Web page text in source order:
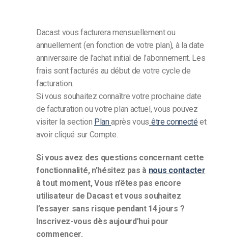
Dacast vous facturera mensuellement ou
annuellement (en fonction de votre plan), à la date
anniversaire de l’achat initial de l’abonnement. Les
frais sont facturés au début de votre cycle de
facturation.
Si vous souhaitez connaître votre prochaine date
de facturation ou votre plan actuel, vous pouvez
visiter la section Planaprès vous être connecté et
avoir cliqué sur Compte.
Si vous avez des questions concernant cette
fonctionnalité, n’hésitez pas à nous contacter
à tout moment,Vous n’êtes pas encore
utilisateur de Dacast et vous souhaitez
l’essayer sans risque pendant 14 jours ?
Inscrivez-vous dès aujourd’hui pour
commencer.